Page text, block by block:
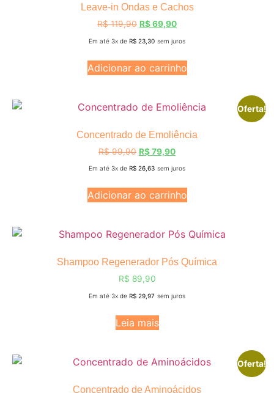
Leave-in Ondas e Cachos
R$119,90 R$69,90
Em até 3x de R$ 23,30 sem juros
Adicionar ao carrinho
Oferta!
Concentrado de Emoliência
R$99,90 R$79,90
Em até 3x de R$ 26,63 sem juros
Adicionar ao carrinho
Shampoo Regenerador Pós Química
R$ 89,90
Em até 3x de R$ 29,97 sem juros
Leia mais
Oferta!
Concentrado de Aminoácidos